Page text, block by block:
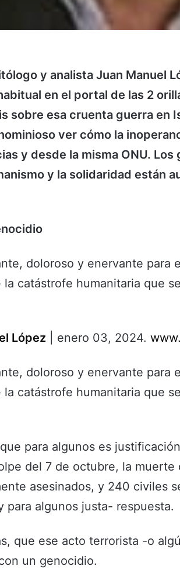
y analista Juan Manuel
en el portal de las 2
sobre esa cruenta guerra en
ver cómo la
y desde la misma ONU. Los
y la solidaridad están
doloroso y enervante para
catástrofe humanitaria que
López | enero 03, 2024.
doloroso y enervante para
catástrofe humanitaria que
para algunos es
del 7 de octubre, la
asesinados, y 240 civiles
para algunos justa- respuesta.
que ese acto terrorista -o
un genocidio.